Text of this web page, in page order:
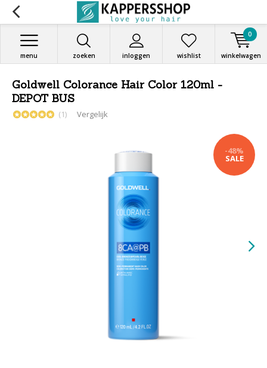
zoeken inloggen
menu wishlist winkelwagen
0
Goldwell Colorance Hair Color 120ml -
DEPOT BUS
(1) Vergelijk
-48%
SALE